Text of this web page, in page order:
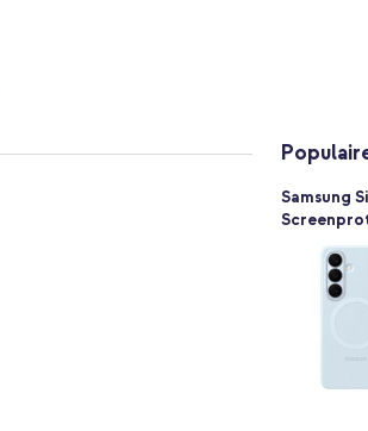
Magnet Backcover en
Samsung